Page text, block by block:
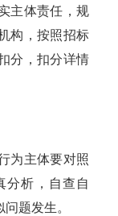
主体责任，规
构，按照招标
分，扣分详情
主体要对照
分析，自查自
题发生。